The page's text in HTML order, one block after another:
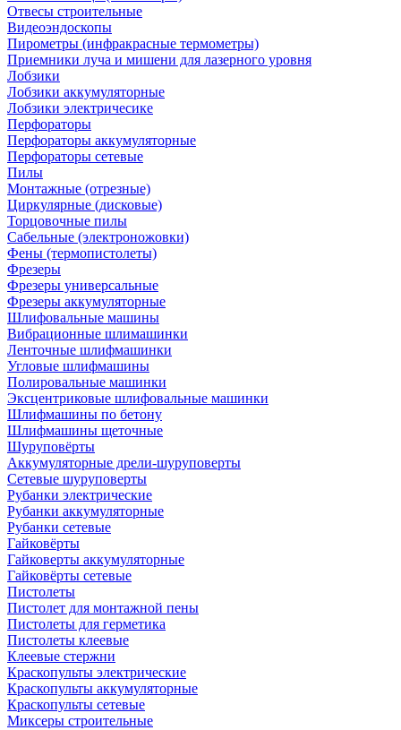
Отвесы строительные
Видеоэндоскопы
Пирометры (инфракрасные термометры)
Приемники луча и мишени для лазерного уровня
Лобзики
Лобзики аккумуляторные
Лобзики электричесике
Перфораторы
Перфораторы аккумуляторные
Перфораторы сетевые
Пилы
Монтажные (отрезные)
Циркулярные (дисковые)
Торцовочные пилы
Сабельные (электроножовки)
Фены (термопистолеты)
Фрезеры
Фрезеры универсальные
Фрезеры аккумуляторные
Шлифовальные машины
Вибрационные шлимашинки
Ленточные шлифмашинки
Угловые шлифмашины
Полировальные машинки
Эксцентриковые шлифовальные машинки
Шлифмашины по бетону
Шлифмашины щеточные
Шуруповёрты
Аккумуляторные дрели-шуруповерты
Сетевые шуруповерты
Рубанки электрические
Рубанки аккумуляторные
Рубанки сетевые
Гайковёрты
Гайковерты аккумуляторные
Гайковёрты сетевые
Пистолеты
Пистолет для монтажной пены
Пистолеты для герметика
Пистолеты клеевые
Клеевые стержни
Краскопульты электрические
Краскопульты аккумуляторные
Краскопульты сетевые
Миксеры строительные